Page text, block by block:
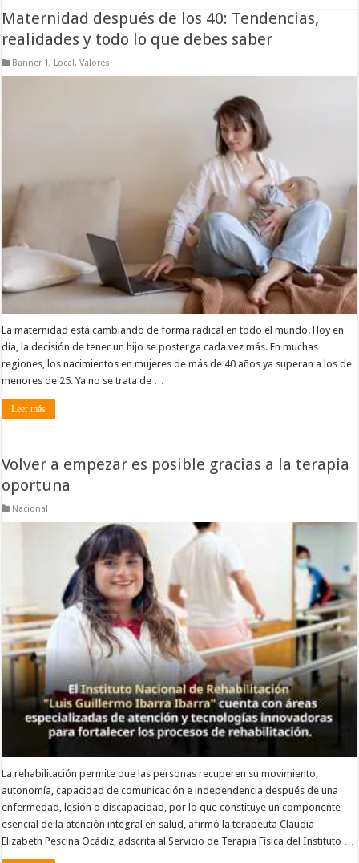
Maternidad después de los 40: Tendencias,
realidades y todo lo que debes saber
Banner 1, Local,Valores
La maternidad está cambiando de forma radical en todo el mundo. Hoy en
día, la decisión de tener un hijo se posterga cada vez más. En muchas
regiones, los nacimientos en mujeres de más de 40 años ya superan a los de
menores de 25. Ya no se trata de …
Leer más
Volver a empezar es posible gracias a la terapia
oportuna
Nacional
La rehabilitación permite que las personas recuperen su movimiento,
autonomía, capacidad de comunicación e independencia después de una
enfermedad, lesión o discapacidad, por lo que constituye un componente
esencial de la atención integral en salud, afirmó la terapeuta Claudia
Elizabeth Pescina Ocádiz, adscrita al Servicio de Terapia Física del Instituto …